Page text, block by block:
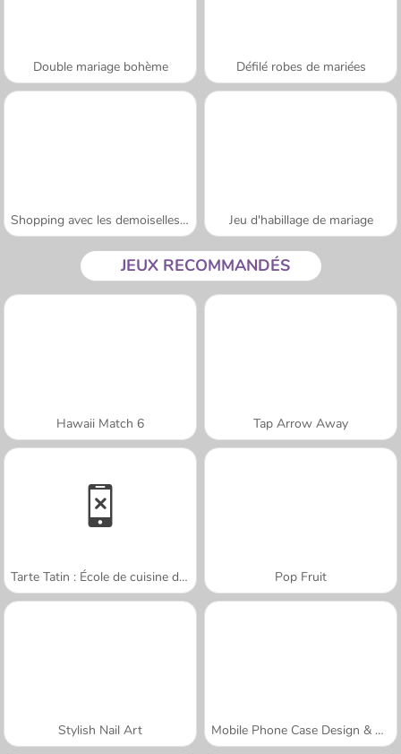
Double mariage bohème Défilé robes de mariées
Shopping avec les demoiselles d'honneur Jeu d'habillage de mariage
JEUX RECOMMANDÉS
Hawaii Match 6 Tap Arrow Away
Tarte Tatin : École de cuisine de Sara Pop Fruit
Stylish Nail Art Mobile Phone Case Design & DIY